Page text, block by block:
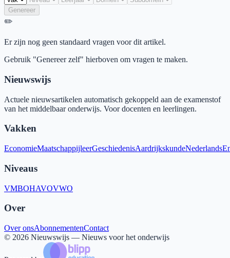
Genereer
✏️
Er zijn nog geen standaard vragen voor dit artikel.
Gebruik "Genereer zelf" hierboven om vragen te maken.
Nieuwswijs
Actuele nieuwsartikelen automatisch gekoppeld aan de examenstof
van het middelbaar onderwijs. Voor docenten en leerlingen.
Vakken
EconomieMaatschappijleerGeschiedenisAardrijkskundeNederlands
Niveaus
VMBOHAVOVWO
Over
Over onsAbonnementenContact
© 2026 Nieuwswijs — Nieuws voor het onderwijs